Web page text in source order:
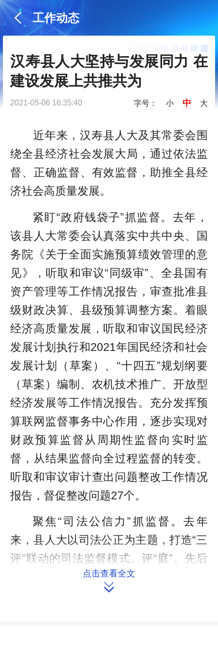
工作动态
汉寿县人大坚持与发展同力 在
建设发展上共推共为
2021-05-06 16:35:40 字号： 小 中 大
近年来，汉寿县人大及其常委会围
绕全县经济社会发展大局，通过依法监
督、正确监督、有效监督，助推全县经
济社会高质量发展。
紧盯“政府钱袋子”抓监督。去年，
该县人大常委会认真落实中共中央、国
务院《关于全面实施预算绩效管理的意
见》，听取和审议“同级审”、全县国有
资产管理等工作情况报告，审查批准县
级财政决算、县级预算调整方案。着眼
经济高质量发展，听取和审议国民经济
发展计划执行和2021年国民经济和社会
发展计划（草案）、“十四五”规划纲要
（草案）编制、农机技术推广、开放型
经济发展等工作情况报告。充分发挥预
算联网监督事务中心作用，逐步实现对
财政预算监督从周期性监督向实时监
督，从结果监督向全过程监督的转变。
听取和审议审计查出问题整改工作情况
报告，督促整改问题27个。
聚焦“司法公信力”抓监督。去年
来，县人大以司法公正为主题，打造“三
评”联动的司法监督模式。评“庭”。先后
组织3次听庭评议活动，共有20名省市
县人大代表参与。庭审结束后，听庭的
点击查看全文
